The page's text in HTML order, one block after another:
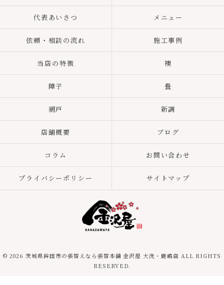
代表あいさつ メニュー
依頼・相談の流れ 施工事例
当店の特徴 襖
障子 畳
網戸 新調
店舗概要 ブログ
コラム お問い合わせ
プライバシーポリシー サイトマップ
© 2026 茨城県鉾田市の張替えなら張替本舗 金沢屋 大洗・鹿嶋店 ALL RIGHTS
RESERVED.